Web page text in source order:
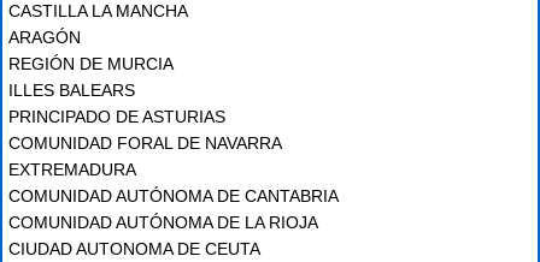
CASTILLA LA MANCHA
ARAGÓN
REGIÓN DE MURCIA
ILLES BALEARS
PRINCIPADO DE ASTURIAS
COMUNIDAD FORAL DE NAVARRA
EXTREMADURA
COMUNIDAD AUTÓNOMA DE CANTABRIA
COMUNIDAD AUTÓNOMA DE LA RIOJA
CIUDAD AUTONOMA DE CEUTA